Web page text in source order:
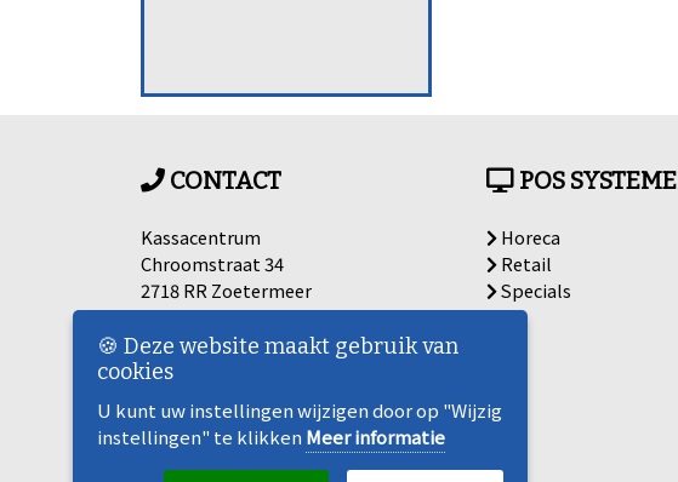
CONTACT
Kassacentrum
Chroomstraat 34
2718 RR Zoetermeer
Nederland
BTW nummer: NL863259674B01
84560754
POS
Horeca
Retail
Specials
🍪 Deze website maakt gebruik van
cookies
U kunt uw instellingen wijzigen door op "Wijzig
instellingen" te klikken Meer informatie